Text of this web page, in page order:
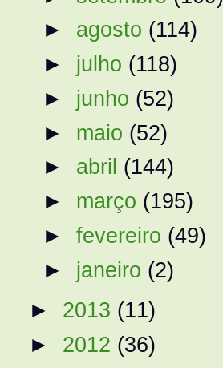
► agosto (114)
► julho (118)
► junho (52)
► maio (52)
► abril (144)
► março (195)
►fevereiro (49)
► janeiro (2)
► 2013 (11)
► 2012 (36)